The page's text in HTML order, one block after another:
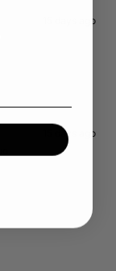
15 days ago
15 days ago